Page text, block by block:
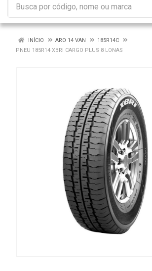
INÍCIO ARO 14 VAN
185R14C
PNEU 185R14 XBRI CARGO PLUS 8 LONAS